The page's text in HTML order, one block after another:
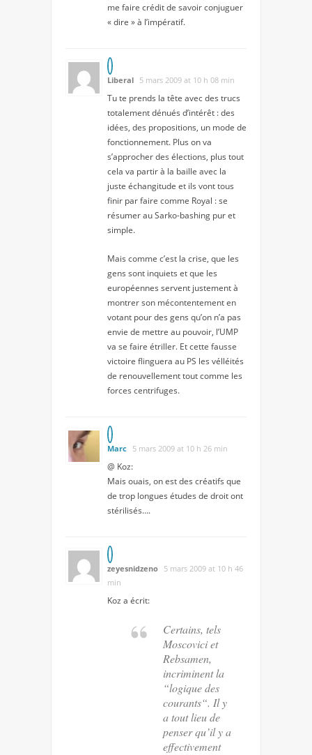
me faire crédit de savoir conjuguer
« dire » à l’impératif.
Liberal 5 mars 2009 at 10 h 08 min
Tu te prends la tête avec des trucs
totalement dénués d’intérêt : des
idées, des propositions, un mode de
fonctionnement. Plus on va
s’approcher des élections, plus tout
cela va partir à la baille avec la
juste échangitude et ils vont tous
finir par faire comme Royal : se
résumer au Sarko-bashing pur et
simple.
Mais comme c’est la crise, que les
gens sont inquiets et que les
européennes servent justement à
montrer son mécontentement en
votant pour des gens qu’on n’a pas
envie de mettre au pouvoir, l’UMP
va se faire étriller. Et cette fausse
victoire flinguera au PS les vélléités
de renouvellement tout comme les
forces centrifuges.
Marc 5 mars 2009 at 10 h 26 min
@ Koz:
Mais ouais, on est des créatifs que
de trop longues études de droit ont
stérilisés….
zeyesnidzeno 5 mars 2009 at 10 h 46
min
Koz a écrit:
Certains, tels
Moscovici et
Rebsamen,
incriminent la
“logique des
courants“. Il y
a tout lieu de
penser qu’il y a
effectivement